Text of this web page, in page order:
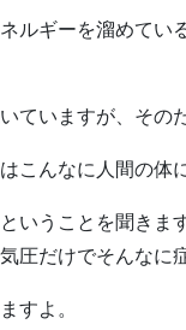
ルギーを溜めて
いますが、その
こんなに人間の体
いうことを聞き
圧だけでそんなに
すよ。